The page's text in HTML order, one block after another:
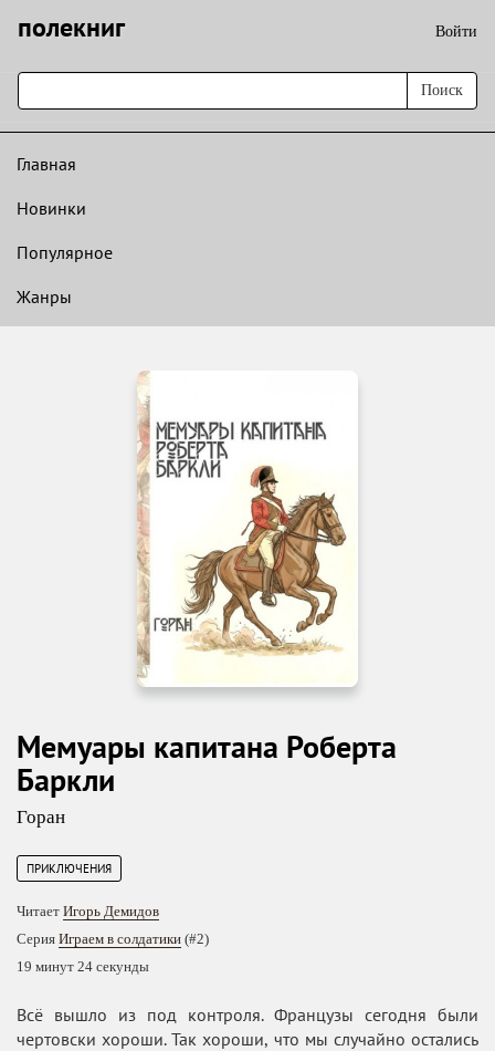
полекниг Войти
Поиск
Главная
Новинки
Популярное
Жанры
Мемуары капитана Роберта
Баркли
Горан
ПРИКЛЮЧЕНИЯ
Читает Игорь Демидов
Серия Играем в солдатики (#2)
19 минут 24 секунды
Всё вышло из под контроля. Французы сегодня были
чертовски хороши. Так хороши, что мы случайно остались